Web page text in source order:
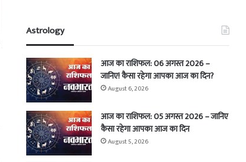
Astrology
आज का राशिफल: 06 अगस्त 2026 –
जानिए! कैसा रहेगा आपका आज का दिन?
August 6, 2026
आज का राशिफल: 05 अगस्त 2026 – जानिए
कैसा रहेगा आपका आज का दिन
August 5, 2026